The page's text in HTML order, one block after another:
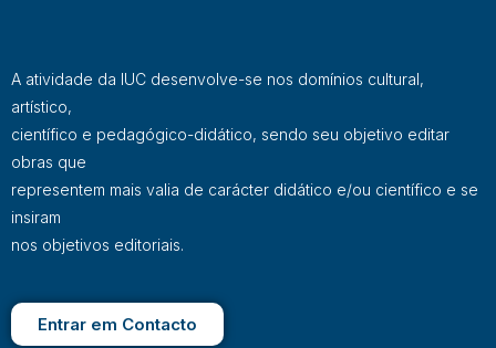
A atividade da IUC desenvolve-se nos domínios cultural,
artístico,
científico e pedagógico-didático, sendo seu objetivo editar
obras que
representem mais valia de carácter didático e/ou científico e se
insiram
nos objetivos editoriais.
Entrar em Contacto